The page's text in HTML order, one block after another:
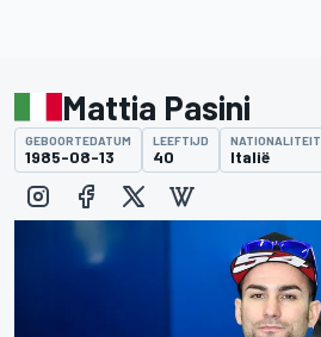
Mattia Pasini
GEBOORTEDATUM
1985-08-13
LEEFTIJD
40
NATIONALITEIT
Italië